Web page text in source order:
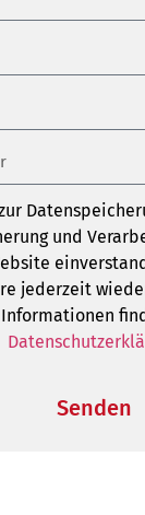
und
jederzeit
Senden